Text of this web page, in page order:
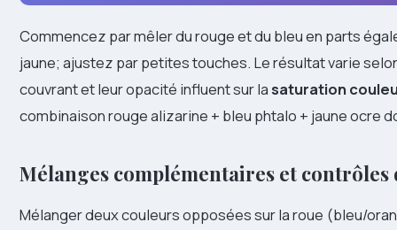
Commencez par mêler du rouge et du bleu en parts
jaune; ajustez par petites touches. Le résultat varie
couvrant et leur opacité influent sur lasaturation
combinaison rouge alizarine + bleu phtalo + jaune ocre
Mélanges complémentaires et contrôles
Mélanger deux couleurs opposées sur la roue (bleu/